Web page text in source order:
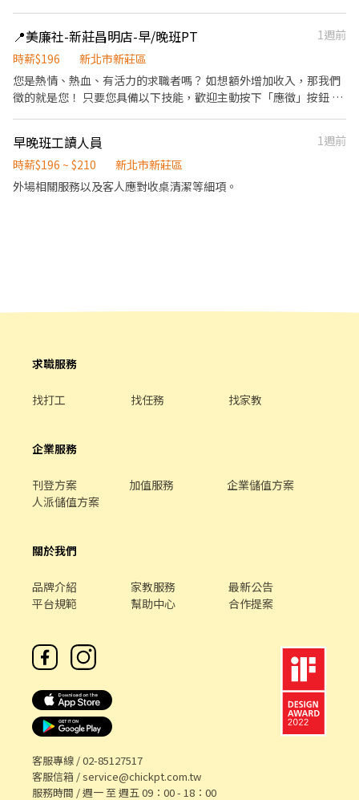
一的連鎖餐飲集團。 我們堅持使用安全及高品質的食材，當場現點
現作提供美味可口的日本國民美食-牛丼/咖哩，並以舒適衛生的用
全，顧客安心。不論是單獨一人、與家人一起、朋友一起，皆可享
受用餐的樂趣。
📍美廉社-新莊昌明店-早/晚班PT
1週前
時薪$196
新北市新莊區
您是熱情、熱血、有活力的求職者嗎？ 如想額外增加收入，那我們
徵的就是您！ 只要您具備以下技能，歡迎主動按下「應徵」按鈕 1.
司提供完善升遷制度(提供專業技能訓練+實務經驗) 只要您願意，公
司願意給您平台盡情發揮。✦ 【門市日常】 1. 商品管理(陳列、補
貨、收貨驗收、銷售服務) 2. 賣場經營管理 3. 顧客服務/客訴處理 4.
早晚班工讀人員
1週前
時薪$196 ~ $210
新北市新莊區
外場相關服務以及客人應對收桌清潔等細項。
求職服務
找打工 找任務 找家教
企業服務
刊登方案 加值服務
企業儲值方案
人派儲值方案
關於我們
品牌介紹 家教服務
最新公告
平台規範
幫助中心 合作提案
客服專線 /02-85127517
客服信箱 /service@chickpt.com.tw
服務時間 / 週一 至 週五 09：00 - 18：00